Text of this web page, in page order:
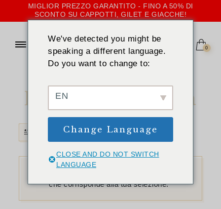
MIGLIOR PREZZO GARANTITO - FINO A 50% DI
SCONTO SU CAPPOTTI, GILET E GIACCHE!
0
Pelliccia sintetica
che corrisponde alla tua selezione.
We've detected you might be
speaking a different language.
Do you want to change to:
EN
Change Language
CLOSE AND DO NOT SWITCH
LANGUAGE